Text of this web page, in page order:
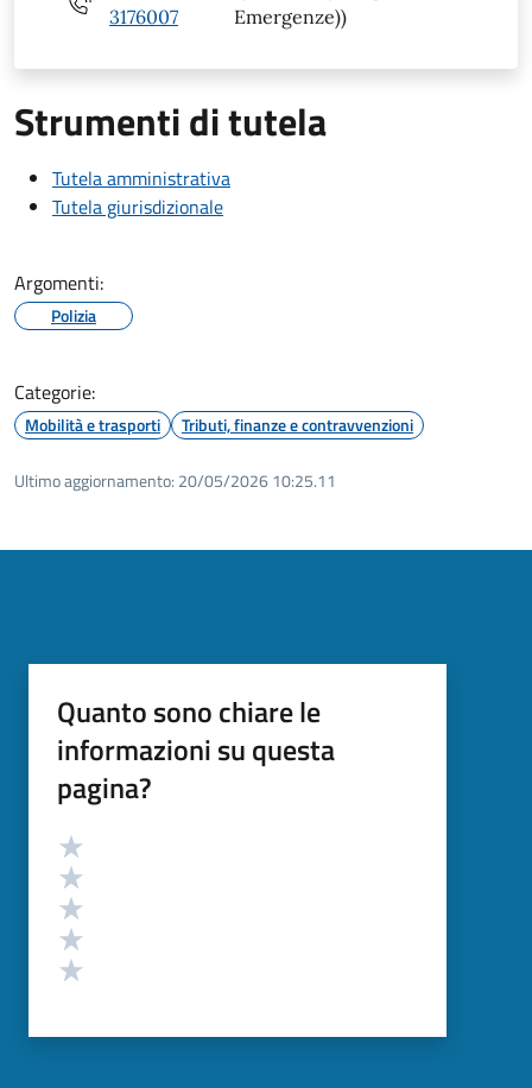
3176007
Emergenze))
Strumenti di tutela
Tutela amministrativa
Tutela giurisdizionale
Argomenti:
Polizia
Categorie:
Mobilità e trasporti Tributi, finanze e contravvenzioni
Ultimo aggiornamento: 20/05/2026 10:25.11
Quanto sono chiare le
informazioni su questa
pagina?
Valutazione